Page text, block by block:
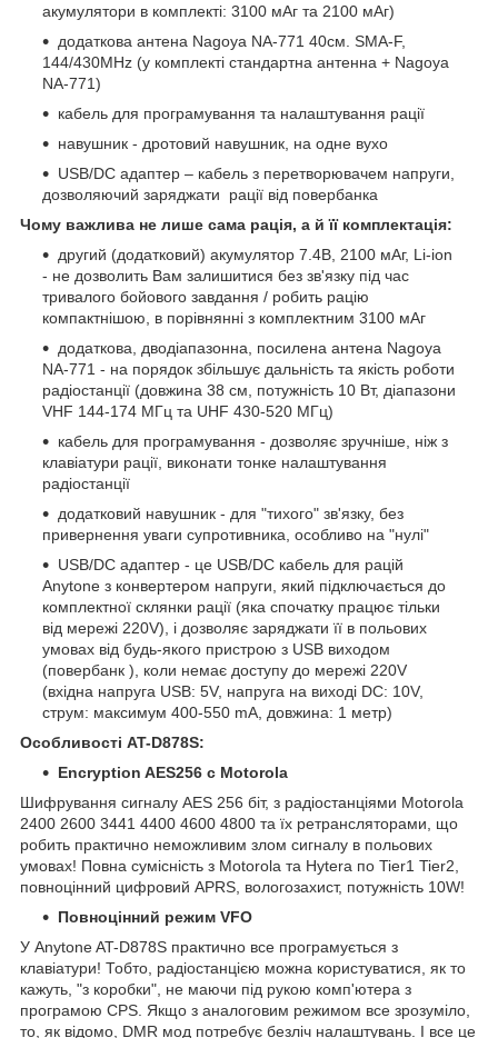
акумулятори в комплекті: 3100 мАг та 2100 мАг)
додаткова антена Nagoya NA-771 40см. SMA-F,
144/430MHz (у комплекті стандартна антенна + Nagoya
NA-771)
кабель для програмування та налаштування рації
навушник - дротовий навушник, на одне вухо
USB/DC адаптер – кабель з перетворювачем напруги,
дозволяючий заряджати рації від повербанка
Чому важлива не лише сама рація, а й її комплектація:
другий (додатковий) акумулятор 7.4В, 2100 мАг, Li-ion
- не дозволить Вам залишитися без зв'язку під час
тривалого бойового завдання / робить рацію
компактнішою, в порівнянні з комплектним 3100 мАг
додаткова, дводіапазонна, посилена антена Nagoya
NA-771 - на порядок збільшує дальність та якість роботи
радіостанції (довжина 38 см, потужність 10 Вт, діапазони
VHF 144-174 МГц та UHF 430-520 МГц)
кабель для програмування - дозволяє зручніше, ніж з
клавіатури рації, виконати тонке налаштування
радіостанції
додатковий навушник - для "тихого" зв'язку, без
привернення уваги супротивника, особливо на "нулі"
USB/DC адаптер - це USB/DC кабель для рацій
Anytone з конвертером напруги, який підключається до
комплектної склянки рації (яка спочатку працює тільки
від мережі 220V), і дозволяє заряджати її в польових
умовах від будь-якого пристрою з USB виходом
(повербанк ), коли немає доступу до мережі 220V
(вхідна напруга USB: 5V, напруга на виході DC: 10V,
струм: максимум 400-550 mA, довжина: 1 метр)
Особливості AT-D878S:
Encryption AES256 c Motorola
Шифрування сигналу AES 256 біт, з радіостанціями Motorola
2400 2600 3441 4400 4600 4800 та їх ретрансляторами, що
робить практично неможливим злом сигналу в польових
умовах! Повна сумісність з Моtоrola та Hytera по Tier1 Tier2,
повноцінний цифровий APRS, вологозахист, потужність 10W!
Повноцінний режим VFO
У Anytone AT-D878S практично все програмується з
клавіатури! Тобто, радіостанцією можна користуватися, як то
кажуть, "з коробки", не маючи під рукою комп'ютера з
програмою CPS. Якщо з аналоговим режимом все зрозуміло,
то, як відомо, DMR мод потребує безліч налаштувань. І все це